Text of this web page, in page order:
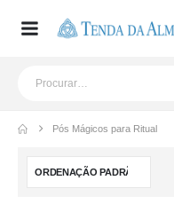
Pós Mágicos para Ritual